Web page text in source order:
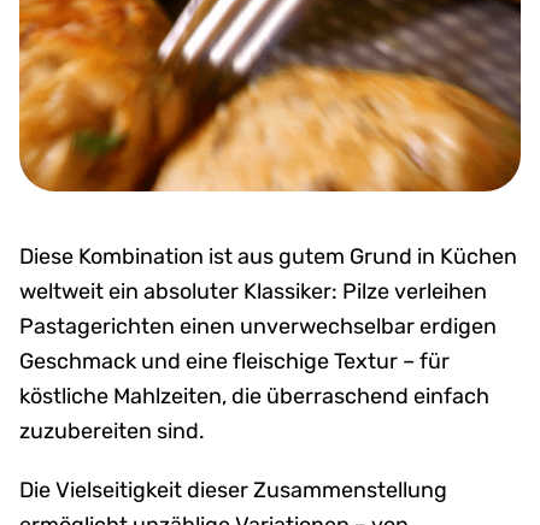
Diese Kombination ist aus gutem Grund in Küchen
weltweit ein absoluter Klassiker: Pilze verleihen
Pastagerichten einen unverwechselbar erdigen
Geschmack und eine fleischige Textur – für
köstliche Mahlzeiten, die überraschend einfach
zuzubereiten sind.
Die Vielseitigkeit dieser Zusammenstellung